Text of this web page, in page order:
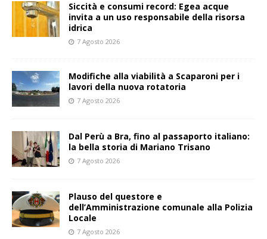
Siccità e consumi record: Egea acque
invita a un uso responsabile della risorsa
idrica
7 Agosto 2026
Modifiche alla viabilità a Scaparoni per i
lavori della nuova rotatoria
7 Agosto 2026
​Dal Perù a Bra, fino al passaporto italiano:
la bella storia di Mariano Trisano
7 Agosto 2026
Plauso del questore e
dell’Amministrazione comunale alla Polizia
Locale
7 Agosto 2026